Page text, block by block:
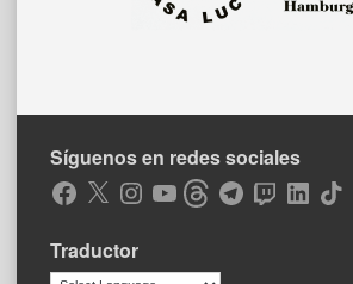
Síguenos en redes sociales
Facebook
X Instagram
YouTubeThreadsTelegramTwitchLinkedIn
TikTok
Traductor